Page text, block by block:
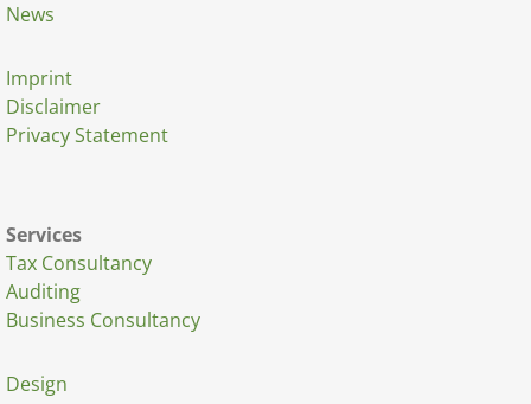
News
Imprint
Disclaimer
Privacy Statement
Services
Tax Consultancy
Auditing
Business Consultancy
Design